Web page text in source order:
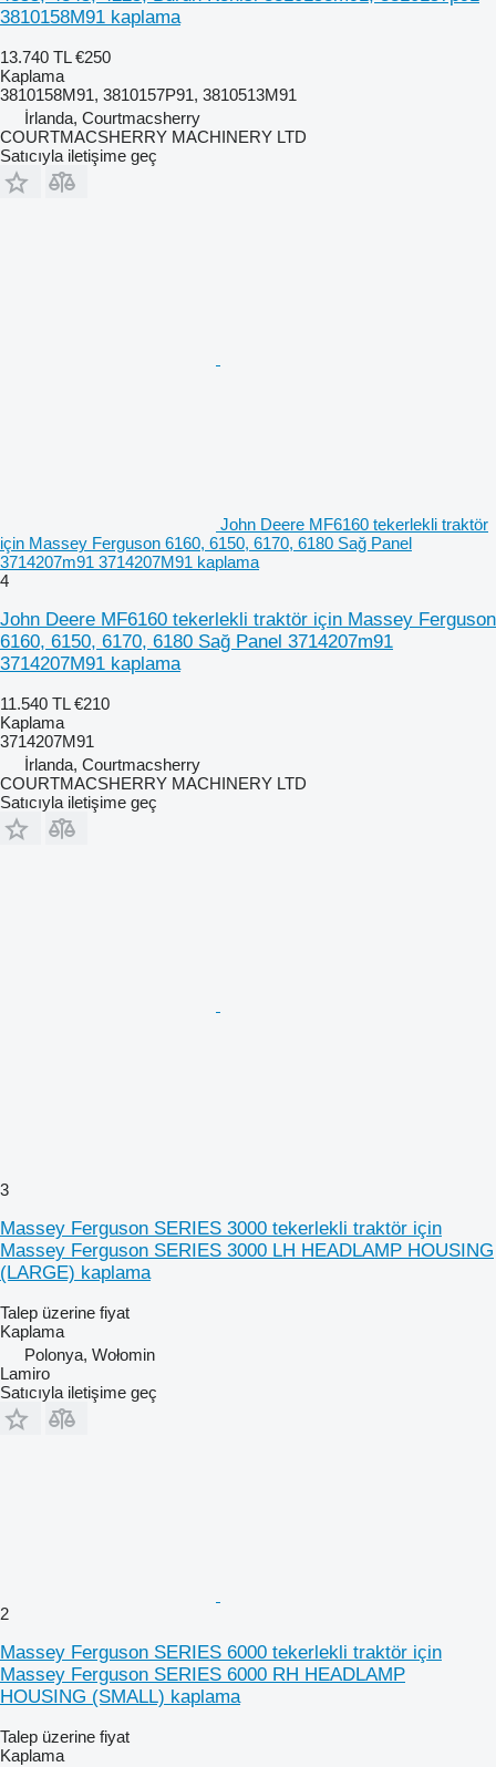
3810158M91 kaplama
13.740 TL €250
Kaplama
3810158M91, 3810157P91, 3810513M91
İrlanda, Courtmacsherry
COURTMACSHERRY MACHINERY LTD
Satıcıyla iletişime geç
John Deere MF6160 tekerlekli traktör
için Massey Ferguson 6160, 6150, 6170, 6180 Sağ Panel
3714207m91 3714207M91 kaplama
4
John Deere MF6160 tekerlekli traktör için Massey Ferguson
6160, 6150, 6170, 6180 Sağ Panel 3714207m91
3714207M91 kaplama
11.540 TL €210
Kaplama
3714207M91
İrlanda, Courtmacsherry
COURTMACSHERRY MACHINERY LTD
Satıcıyla iletişime geç
3
Massey Ferguson SERIES 3000 tekerlekli traktör için
Massey Ferguson SERIES 3000 LH HEADLAMP HOUSING
(LARGE) kaplama
Talep üzerine fiyat
Kaplama
Polonya, Wołomin
Lamiro
Satıcıyla iletişime geç
2
Massey Ferguson SERIES 6000 tekerlekli traktör için
Massey Ferguson SERIES 6000 RH HEADLAMP
HOUSING (SMALL) kaplama
Talep üzerine fiyat
Kaplama